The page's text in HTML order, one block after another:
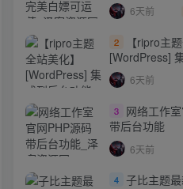
6天前
2
【ripro主
[WordPress]
能的全站美化包
WordPress…
6天前
3
网络工作
带后台功能
6天前
4 子比主题